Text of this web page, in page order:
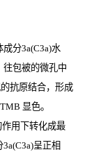
分3a(C3a)水
包被的微孔中
抗原结合，形成
TMB 显色。
用下转化成最
呈正相